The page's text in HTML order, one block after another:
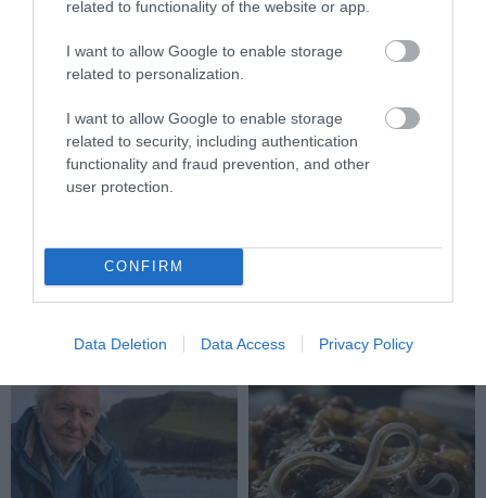
related to functionality of the website or app.
I want to allow Google to enable storage
related to personalization.
I want to allow Google to enable storage
related to security, including authentication
functionality and fraud prevention, and other
user protection.
CONFIRM
Data Deletion Data Access Privacy Policy
A RUHA, AMELY TÚLÉLTE A
TENGERT